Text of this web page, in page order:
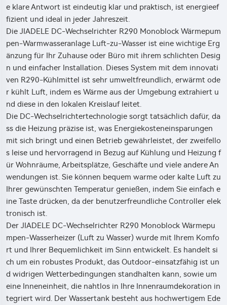
e klare Antwort ist eindeutig klar und praktisch, ist energieef
fizient und ideal in jeder Jahreszeit.
Die JIADELE DC-Wechselrichter R290 Monoblock Wärmepum
pen-Warmwasseranlage Luft-zu-Wasser ist eine wichtige Erg
änzung für Ihr Zuhause oder Büro mit ihrem schlichten Desig
n und einfacher Installation. Dieses System mit dem innovati
ven R290-Kühlmittel ist sehr umweltfreundlich, erwärmt ode
r kühlt Luft, indem es Wärme aus der Umgebung extrahiert u
nd diese in den lokalen Kreislauf leitet.
Die DC-Wechselrichtertechnologie sorgt tatsächlich dafür, da
ss die Heizung präzise ist, was Energiekosteneinsparungen
mit sich bringt und einen Betrieb gewährleistet, der zweifello
s leise und hervorragend in Bezug auf Kühlung und Heizung f
ür Wohnräume, Arbeitsplätze, Geschäfte und viele andere An
wendungen ist. Sie können bequem warme oder kalte Luft zu
Ihrer gewünschten Temperatur genießen, indem Sie einfach e
ine Taste drücken, da der benutzerfreundliche Controller elek
tronisch ist.
Der JIADELE DC-Wechselrichter R290 Monoblock Wärmepu
mpen-Wasserheizer (Luft zu Wasser) wurde mit Ihrem Komfo
rt und Ihrer Bequemlichkeit im Sinn entwickelt. Es handelt si
ch um ein robustes Produkt, das Outdoor-einsatzfähig ist un
d widrigen Wetterbedingungen standhalten kann, sowie um
eine Inneneinheit, die nahtlos in Ihre Innenraumdekoration in
tegriert wird. Der Wassertank besteht aus hochwertigem Ede